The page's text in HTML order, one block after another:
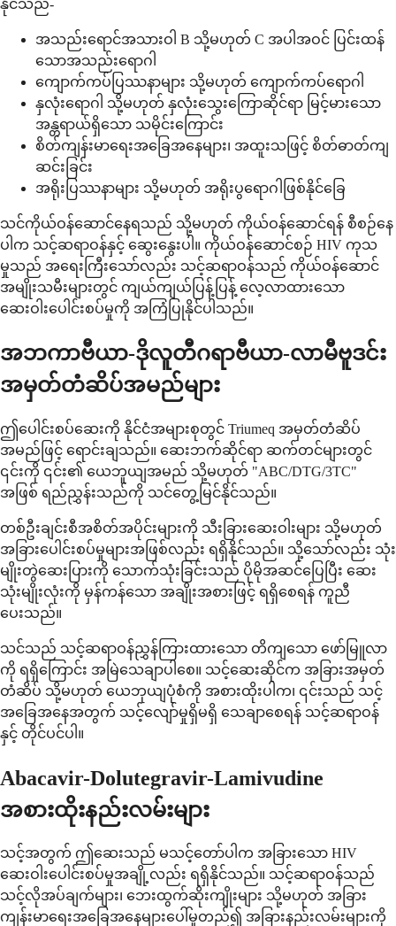
နိုင်သည်-
အသည်းရောင်အသားဝါ B သို့မဟုတ် C အပါအဝင် ပြင်းထန်
သောအသည်းရောဂါ
ကျောက်ကပ်ပြဿနာများ သို့မဟုတ် ကျောက်ကပ်ရောဂါ
နှလုံးရောဂါ သို့မဟုတ် နှလုံးသွေးကြောဆိုင်ရာ မြင့်မားသော
အန္တရာယ်ရှိသော သမိုင်းကြောင်း
စိတ်ကျန်းမာရေးအခြေအနေများ၊ အထူးသဖြင့် စိတ်ဓာတ်ကျ
ဆင်းခြင်း
အရိုးပြဿနာများ သို့မဟုတ် အရိုးပွရောဂါဖြစ်နိုင်ခြေ
သင်ကိုယ်ဝန်ဆောင်နေရသည် သို့မဟုတ် ကိုယ်ဝန်ဆောင်ရန် စီစဉ်နေ
ပါက သင့်ဆရာဝန်နှင့် ဆွေးနွေးပါ။ ကိုယ်ဝန်ဆောင်စဉ် HIV ကုသ
မှုသည် အရေးကြီးသော်လည်း သင့်ဆရာဝန်သည် ကိုယ်ဝန်ဆောင်
အမျိုးသမီးများတွင် ကျယ်ကျယ်ပြန့်ပြန့် လေ့လာထားသော
ဆေးဝါးပေါင်းစပ်မှုကို အကြံပြုနိုင်ပါသည်။
အဘကာဗီယာ-ဒိုလူတီဂရာဗီယာ-လာမီဗူဒင်း
အမှတ်တံဆိပ်အမည်များ
ဤပေါင်းစပ်ဆေးကို နိုင်ငံအများစုတွင် Triumeq အမှတ်တံဆိပ်
အမည်ဖြင့် ရောင်းချသည်။ ဆေးဘက်ဆိုင်ရာ ဆက်တင်များတွင်
၎င်းကို ၎င်း၏ ယေဘူယျအမည် သို့မဟုတ် "ABC/DTG/3TC"
အဖြစ် ရည်ညွှန်းသည်ကို သင်တွေ့မြင်နိုင်သည်။
တစ်ဦးချင်းစီအစိတ်အပိုင်းများကို သီးခြားဆေးဝါးများ သို့မဟုတ်
အခြားပေါင်းစပ်မှုများအဖြစ်လည်း ရရှိနိုင်သည်။ သို့သော်လည်း သုံး
မျိုးတွဲဆေးပြားကို သောက်သုံးခြင်းသည် ပိုမိုအဆင်ပြေပြီး ဆေး
သုံးမျိုးလုံးကို မှန်ကန်သော အချိုးအစားဖြင့် ရရှိစေရန် ကူညီ
ပေးသည်။
သင်သည် သင့်ဆရာဝန်ညွှန်ကြားထားသော တိကျသော ဖော်မြူလာ
ကို ရရှိကြောင်း အမြဲသေချာပါစေ။ သင့်ဆေးဆိုင်က အခြားအမှတ်
တံဆိပ် သို့မဟုတ် ယေဘုယျပုံစံကို အစားထိုးပါက၊ ၎င်းသည် သင့်
အခြေအနေအတွက် သင့်လျော်မှုရှိမရှိ သေချာစေရန် သင့်ဆရာဝန်
နှင့် တိုင်ပင်ပါ။
Abacavir-Dolutegravir-Lamivudine
အစားထိုးနည်းလမ်းများ
သင့်အတွက် ဤဆေးသည် မသင့်တော်ပါက အခြားသော HIV
ဆေးဝါးပေါင်းစပ်မှုအချို့လည်း ရရှိနိုင်သည်။ သင့်ဆရာဝန်သည်
သင့်လိုအပ်ချက်များ၊ ဘေးထွက်ဆိုးကျိုးများ သို့မဟုတ် အခြား
ကျန်းမာရေးအခြေအနေများပေါ်မူတည်၍ အခြားနည်းလမ်းများကို